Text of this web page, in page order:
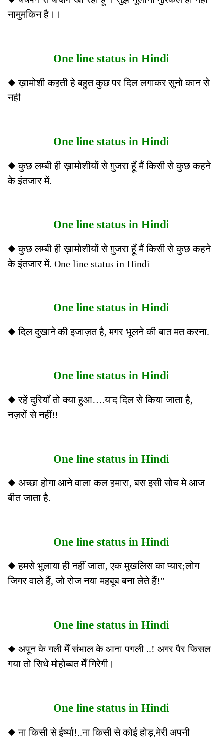
नामुमकिन है।।
One line status in Hindi
◆ ख़ामोशी कहती हे बहुत कुछ पर दिल लगाकर सुनो कान से
नही
One line status in Hindi
◆ कुछ लम्बी ही ख़ामोशीयों से ग़ुजरा हूँ मैं किसी से कुछ कहने
के इंतजार में.
One line status in Hindi
◆ कुछ लम्बी ही ख़ामोशीयों से ग़ुजरा हूँ मैं किसी से कुछ कहने
के इंतजार में. One line status in Hindi
One line status in Hindi
◆ दिल दुखाने की इजाज़त है, मगर भूलने की बात मत करना.
One line status in Hindi
◆ रहें दुरियाँ तो क्या हुआ….याद दिल से किया जाता है,
नज़रों से नहीं!!
One line status in Hindi
◆ अच्छा होगा आने वाला कल हमारा, बस इसी सोच मे आज
बीत जाता है.
One line status in Hindi
◆ हमसे भुलाया ही नहीं जाता, एक मुखलिस का प्यार;लोग
जिगर वाले हैं, जो रोज नया महबूब बना लेते हैं!”
One line status in Hindi
◆ अपून के गली मेँ संभाल के आना पगली ..! अगर पैर फिसल
गया तो सिधे मोहोब्बत मेँ गिरेगी।
One line status in Hindi
◆ ना किसी से ईर्ष्या!..ना किसी से कोई होड़,मेरी अपनी